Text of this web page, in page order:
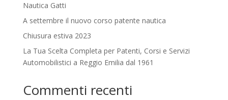
Nautica Gatti
A settembre il nuovo corso patente nautica
Chiusura estiva 2023
La Tua Scelta Completa per Patenti, Corsi e Servizi
Automobilistici a Reggio Emilia dal 1961
Commenti recenti